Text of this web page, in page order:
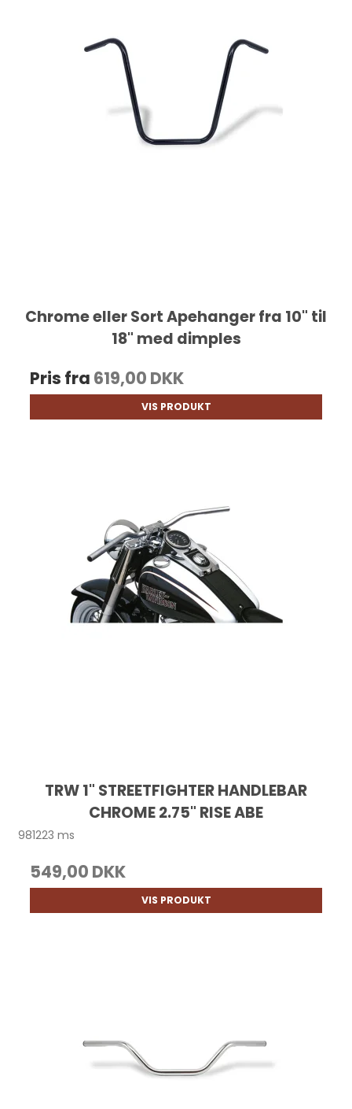
Chrome eller Sort Apehanger fra 10" til
18" med dimples
Pris fra 619,00 DKK
VIS PRODUKT
TRW 1" STREETFIGHTER HANDLEBAR
CHROME 2.75" RISE ABE
981223 ms
549,00 DKK
VIS PRODUKT